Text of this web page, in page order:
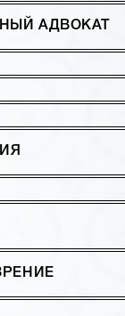
АДВОКАТ